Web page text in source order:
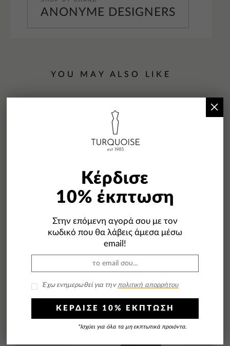
ANONYME DESIGNERS
YOU MAY ALSO LIKE
Κέρδισε
10% έκπτωση
Στην επόμενη αγορά σου με τον
κωδικό που θα λάβεις άμεσα μέσω
email!
Έχω ενημερωθεί για τηνπολιτική απορρήτου
ΚΕΡΔΙΣΕ 10% ΕΚΠΤΩΣΗ
*Ισχύει για όλα τα μη εκπτωτικά προιόντα.
×